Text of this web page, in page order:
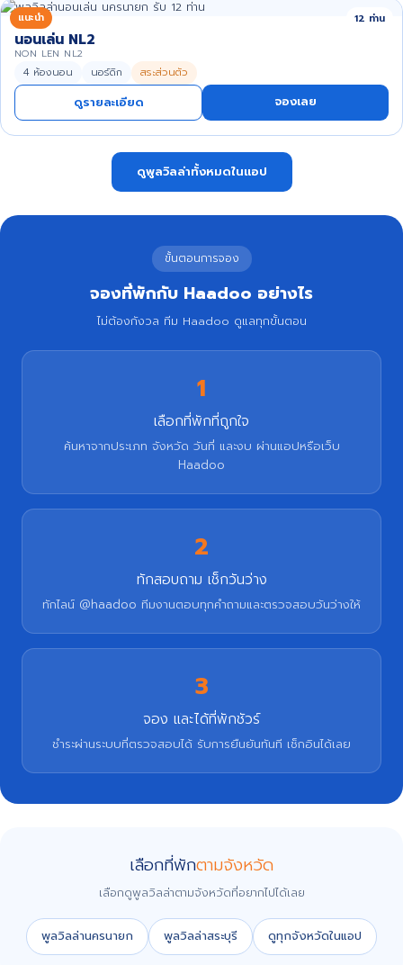
แนะนำ 12 ท่าน
นอนเล่น NL2
NON LEN NL2
4 ห้องนอน นอร์ดิก สระส่วนตัว
ดูรายละเอียด จองเลย
ดูพูลวิลล่าทั้งหมดในแอป
ขั้นตอนการจอง
จองที่พักกับ Haadoo อย่างไร
ไม่ต้องกังวล ทีม Haadoo ดูแลทุกขั้นตอน
1
เลือกที่พักที่ถูกใจ
ค้นหาจากประเภท จังหวัด วันที่ และงบ ผ่านแอปหรือเว็บ
Haadoo
2
ทักสอบถาม เช็กวันว่าง
ทักไลน์ @haadoo ทีมงานตอบทุกคำถามและตรวจสอบวันว่างให้
3
จอง และได้ที่พักชัวร์
ชำระผ่านระบบที่ตรวจสอบได้ รับการยืนยันทันที เช็กอินได้เลย
เลือกที่พักตามจังหวัด
เลือกดูพูลวิลล่าตามจังหวัดที่อยากไปได้เลย
พูลวิลล่านครนายก พูลวิลล่าสระบุรี ดูทุกจังหวัดในแอป